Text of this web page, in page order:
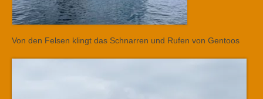
Von den Felsen klingt das Schnarren und Rufen von Gentoos